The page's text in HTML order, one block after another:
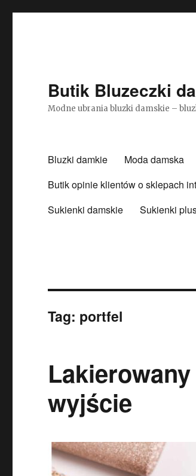
Butik Bluzeczki
Modne ubrania bluzki damskie –
Bluzki damkie Moda damska
Butik opinie klientów o sklepach
Sukienki damskie
Sukienki
Tag: portfel
wyjście